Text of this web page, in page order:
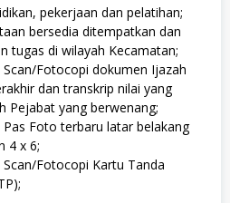
pekerjaan dan pelatihan;
bersedia ditempatkan dan
tugas di wilayah Kecamatan;
Fotocopi dokumen Ijazah
dan transkrip nilai yang
Pejabat yang berwenang;
Foto terbaru latar belakang
4 x 6;
Fotocopi Kartu Tanda